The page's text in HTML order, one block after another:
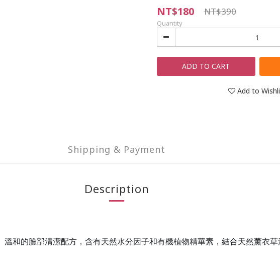
NT$180 NT$390
Quantity
ADD TO CART
Add to
Shipping & Payment
Description
和的臉部清潔配方，含有天然水分因子和有機植物精華素，結合天然薰衣